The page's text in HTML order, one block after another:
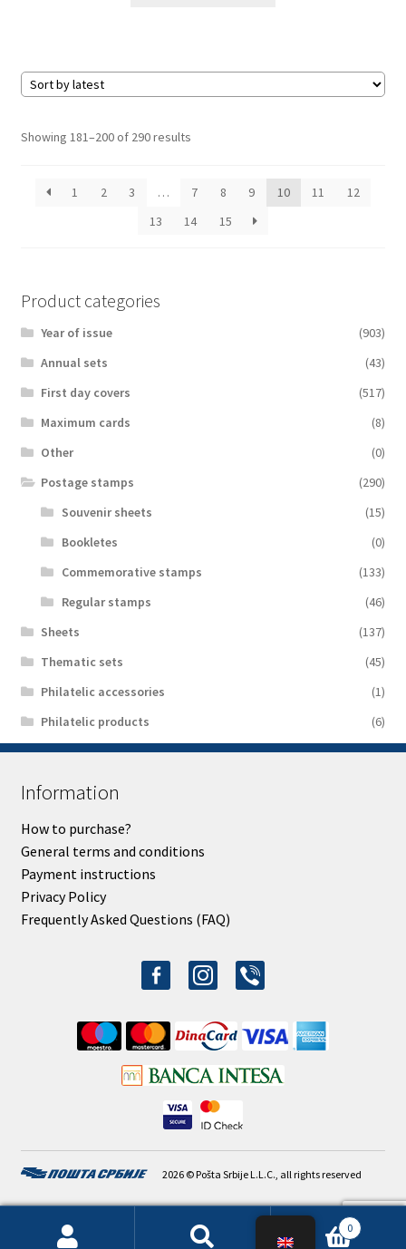
Showing 181–200 of 290 resultsSorted
1
2 3 … 7 8 9 10 11
12
13
14 15
Product categories
Year of issue
(903)
Аnnual sets
(43)
First day covers
(517)
Maximum cards
(8)
Other
(0)
Postage stamps
(290)
Souvenir sheets
(15)
Bookletes
(0)
Commemorative stamps
(133)
Regular stamps
(46)
Sheets
(137)
Thematic sets
(45)
Philatelic accessories
(1)
Philatelic products
(6)
Information
How to purchase?
General terms and conditions
Payment instructions
Privacy Policy
Frequently Asked Questions (FAQ)
facebook-
alt
instagram
viber
2026 © Pošta Srbije L.L.C., all rights reserved
0